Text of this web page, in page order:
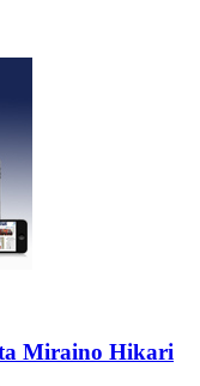
Miraino Hikari